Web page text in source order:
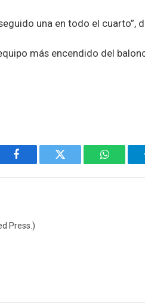
una en todo el cuarto”,
más encendido del
Facebook Twitter
Press.)